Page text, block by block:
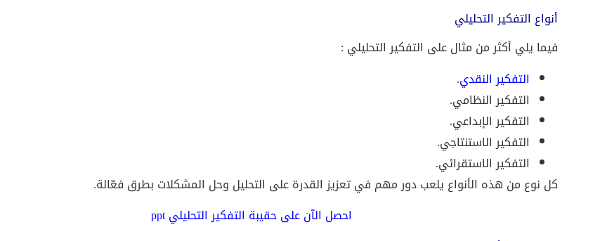
أنواع التفكير التحليلي
فيما يلي أكثر من مثال على التفكير التحليلي :
التفكير النقدي.
التفكير النظامي.
التفكير الإبداعي.
التفكير الاستنتاجي.
التفكير الاستقرائي.
كل نوع من هذه الأنواع يلعب دور مهم في تعزيز القدرة على التحليل وحل المشكلات بطرق فعّالة.
احصل الآن على حقيبة التفكير التحليلي ppt